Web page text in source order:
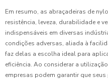
Em resumo, as abraçadeiras de
resistência, leveza, durabilidade e
indispensáveis em diversas
condições adversas, aliada à
faz delas a escolha ideal para
eficiência. Ao considerar a
empresas podem garantir que